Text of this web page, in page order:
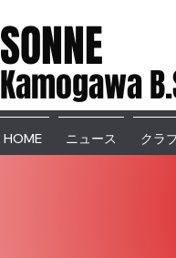
SONNE
Kamogawa
HOME ニュース クラ